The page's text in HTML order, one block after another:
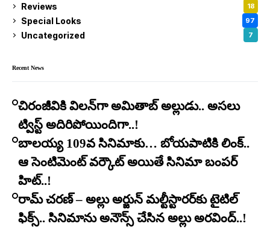
Reviews 18
Special Looks 97
Uncategorized 7
Recent News
చిరంజీవికి విలన్‌గా అమితాబ్ అల్లుడు.. అసలు
ట్విస్ట్ అదిరిపోయిందిగా..!
బాలయ్య 109వ సినిమాకు… బోయపాటికి లింక్..
ఆ సెంటిమెంట్ వర్కౌట్ అయితే సినిమా బంపర్
హిట్..!
రామ్ చరణ్ – అల్లు అర్జున్ మల్టీస్టారర్​కు టైటిల్
ఫిక్స్.. సినిమాను అనౌన్స్ చేసిన అల్లు అరవింద్..!